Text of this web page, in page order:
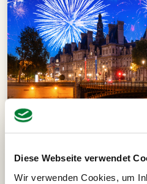
Diese Webseite verwendet
Wir verwenden Cookies, um